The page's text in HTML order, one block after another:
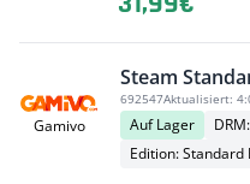
Gamivo
Steam
692547Aktualisiert:
Auf Lager
Edition: Standard